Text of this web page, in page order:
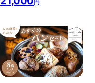
牛 肉 お肉 にく
円